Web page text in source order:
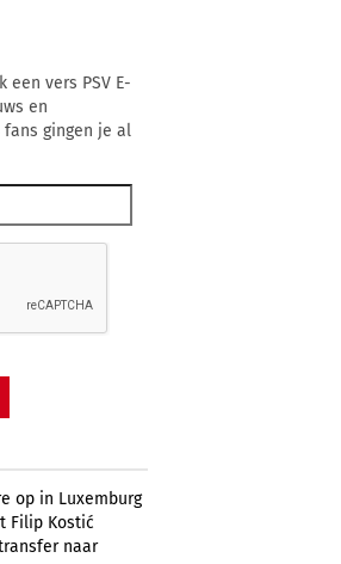
een vers PSV E-
en
fans gingen je al
op in Luxemburg
Filip Kostić
naar